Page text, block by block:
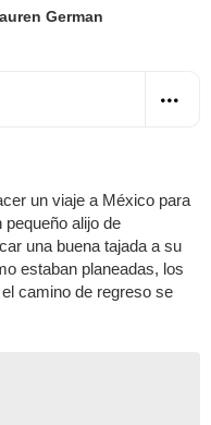
German
un viaje a México para
alijo de
una buena tajada a su
estaban planeadas, los
camino de regreso se